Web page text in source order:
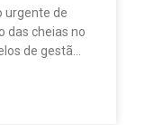
urgente de
das cheias no
de gestão